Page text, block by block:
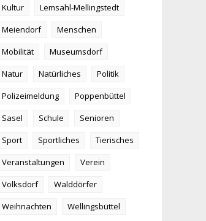
Kultur
Lemsahl-Mellingstedt
Meiendorf
Menschen
Mobilität
Museumsdorf
Natur
Natürliches
Politik
Polizeimeldung
Poppenbüttel
Sasel
Schule
Senioren
Sport
Sportliches
Tierisches
Veranstaltungen
Verein
Volksdorf
Walddörfer
Weihnachten
Wellingsbüttel